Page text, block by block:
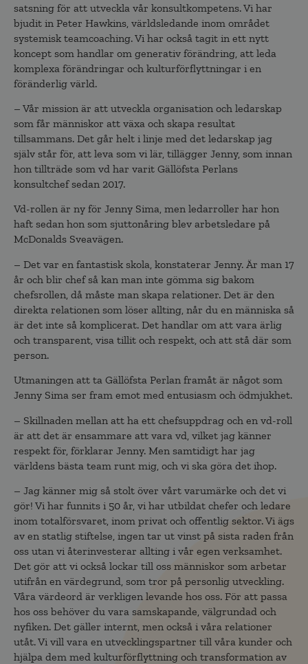
satsning för att utveckla vår konsultkompetens. Vi har
bjudit in Peter Hawkins, världsledande inom området
systemisk teamcoaching. Vi har också tagit in ett nytt
koncept som handlar om generativ förändring, att leda
komplexa förändringar och kulturförflyttningar i en
föränderlig värld.
– Vår mission är att utveckla organisation och ledarskap
som får människor att växa och skapa resultat
tillsammans. Det går helt i linje med det ledarskap jag
själv står för, att leva som vi lär, tillägger Jenny, som innan
hon tillträde som vd har varit Gällöfsta Perlans
konsultchef sedan 2017.
Vd-rollen är ny för Jenny Sima, men ledarroller har hon
haft sedan hon som sjuttonåring blev arbetsledare på
McDonalds Sveavägen.
– Det var en fantastisk skola, konstaterar Jenny. Är man 17
år och blir chef så kan man inte gömma sig bakom
chefsrollen, då måste man skapa relationer. Det är den
direkta relationen som löser allting, når du en människa så
är det inte så komplicerat. Det handlar om att vara ärlig
och transparent, visa tillit och respekt, och att stå där som
person.
Utmaningen att ta Gällöfsta Perlan framåt är något som
Jenny Sima ser fram emot med entusiasm och ödmjukhet.
– Skillnaden mellan att ha ett chefsuppdrag och en vd-roll
är att det är ensammare att vara vd, vilket jag känner
respekt för, förklarar Jenny. Men samtidigt har jag
världens bästa team runt mig, och vi ska göra det ihop.
– Jag känner mig så stolt över vårt varumärke och det vi
gör! Vi har funnits i 50 år, vi har utbildat chefer och ledare
inom totalförsvaret, inom privat och offentlig sektor. Vi ägs
av en statlig stiftelse, ingen tar ut vinst på sista raden från
oss utan vi återinvesterar allting i vår egen verksamhet.
Det gör att vi också lockar till oss människor som arbetar
utifrån en värdegrund, som tror på personlig utveckling.
Våra värdeord är verkligen levande hos oss. För att passa
hos oss behöver du vara samskapande, välgrundad och
nyfiken. Det gäller internt, men också i våra relationer
utåt. Vi vill vara en utvecklingspartner till våra kunder och
hjälpa dem med kulturförflyttning och transformation av